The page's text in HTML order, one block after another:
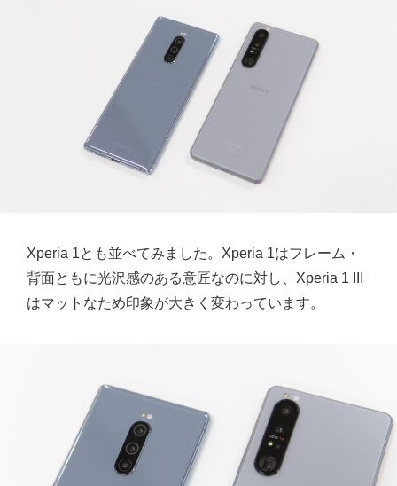
Xperia 1とも並べてみました。Xperia 1はフレーム・
背面ともに光沢感のある意匠なのに対し、Xperia 1 III
はマットなため印象が大きく変わっています。